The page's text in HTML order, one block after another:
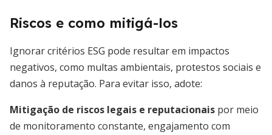
Riscos e como mitigá-los
Ignorar critérios ESG pode resultar em impactos
negativos, como multas ambientais, protestos sociais e
danos à reputação. Para evitar isso, adote:
Mitigação de riscos legais e reputacionais por meio
de monitoramento constante, engajamento com